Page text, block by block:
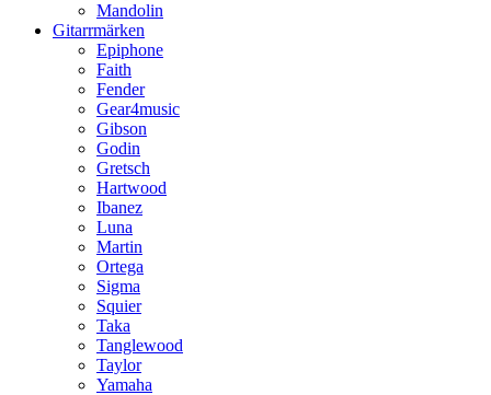
Mandolin
Gitarrmärken
Epiphone
Faith
Fender
Gear4music
Gibson
Godin
Gretsch
Hartwood
Ibanez
Luna
Martin
Ortega
Sigma
Squier
Taka
Tanglewood
Taylor
Yamaha